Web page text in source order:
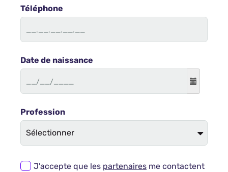
Téléphone
Date de naissance
Profession
J'accepte que les partenaires me contactent